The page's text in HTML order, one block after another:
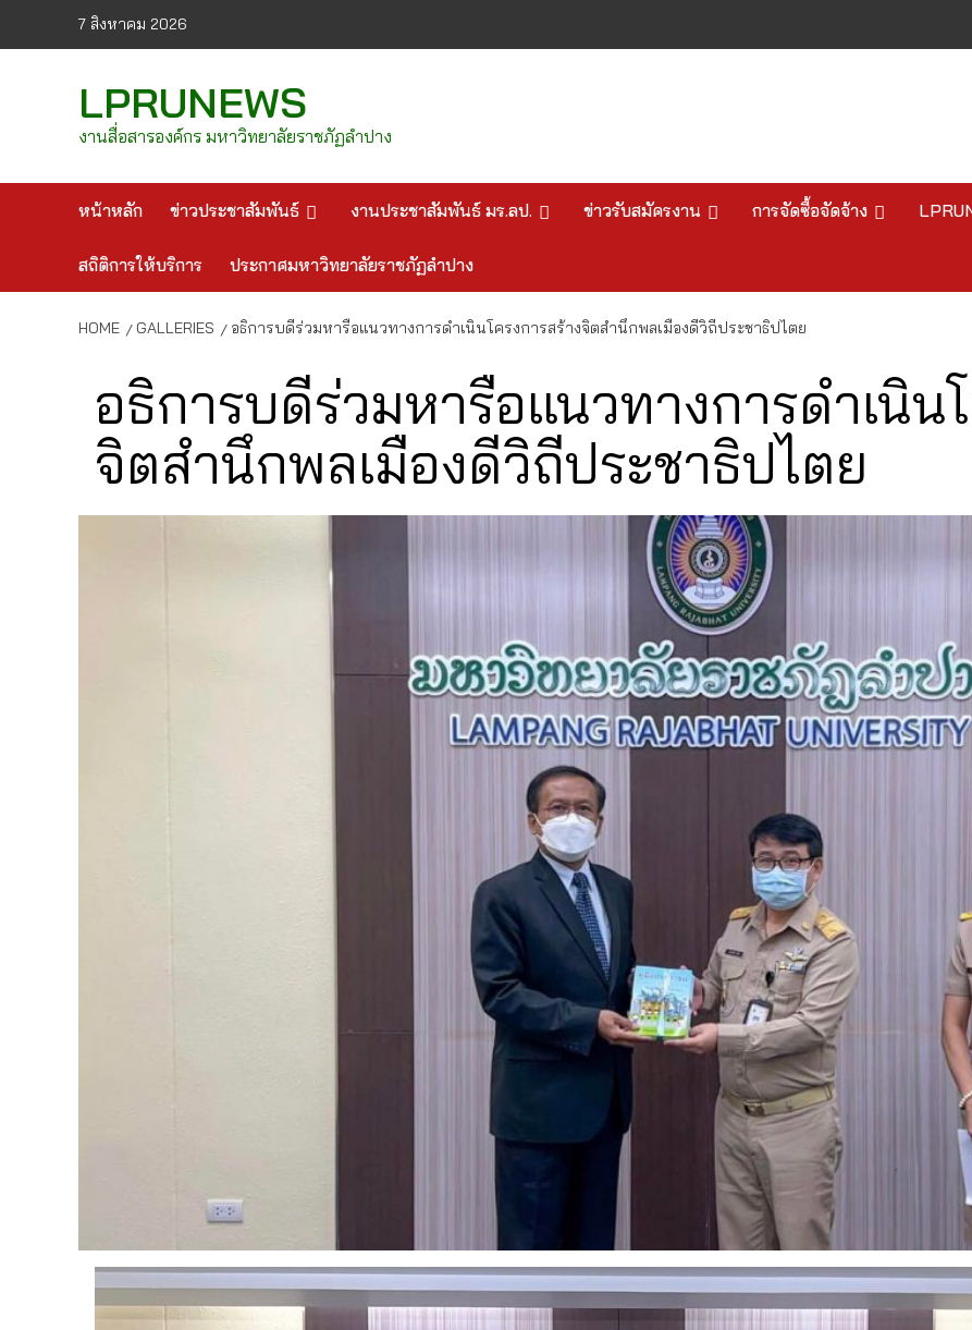
7 สิงหาคม 2026
LPRUNEWS
งานสื่อสารองค์กร มหาวิทยาลัยราชภัฏลำปาง
หน้าหลัก ข่าวประชาสัมพันธ์ งานประชาสัมพันธ์ มร.ลป. ข่าวรับสมัครงาน การจัดซื้อจัดจ้าง
สถิติการให้บริการ ประกาศมหาวิทยาลัยราชภัฏลำปาง
HOME GALLERIES อธิการบดีร่วมหารือแนวทางการดำเนินโครงการสร้างจิตสำนึกพลเมืองดีวิถีประชาธิปไตย
อธิการบดีร่วมหารือแนวทางการดำเนิน
จิตสำนึกพลเมืองดีวิถีประชาธิปไตย